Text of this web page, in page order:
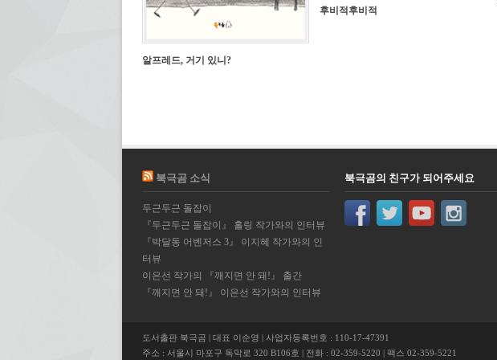
알프레드, 거기 있니?
후비적후비적
북극곰 소식
두근두근 돌잡이
『두근두근 돌잡이』 홀링 작가와의 인터뷰
『박달동 어벤저스 3』 이지혜 작가와의 인
터뷰
이은선 작가의 『깨지면 안 돼!』 출간
『깨지면 안 돼!』 이은선 작가와의 인터뷰
북극곰의 친구가 되어주세요
도서출판 북극곰 | 대표 이순영 | 사업자등록번호 : 110-17-47391
주소 : 서울시 마포구 독막로 320 B106호 | 전화 : 02-359-5220 | 팩스 02-359-5221